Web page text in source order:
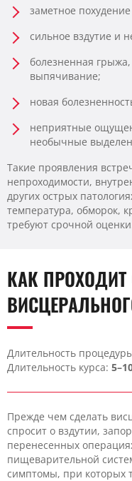
заметное
сильное вздутие и
болезненная
выпячивание;
новая
неприятные
необычные
Такие проявления
непроходимости,
других острых
температура, обморок,
требуют срочной
КАК ПРОХОДИТ
Длительность
Длительность курса:
Прежде чем сделать
спросит о вздутии,
перенесенных
пищеварительной
симптомы, при которых